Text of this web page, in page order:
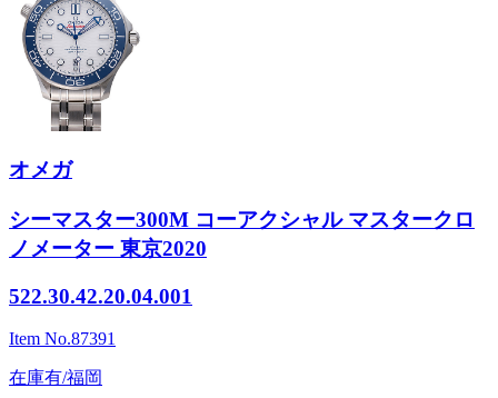
オメガ
シーマスター300M コーアクシャル マスタークロ
ノメーター 東京2020
522.30.42.20.04.001
Item No.87391
在庫有/福岡